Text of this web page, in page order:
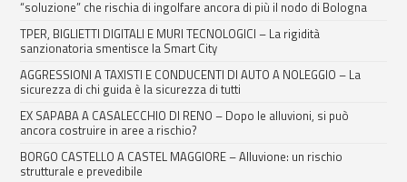
“soluzione” che rischia di ingolfare ancora di più il nodo di Bologna
TPER, BIGLIETTI DIGITALI E MURI TECNOLOGICI – La rigidità
sanzionatoria smentisce la Smart City
AGGRESSIONI A TAXISTI E CONDUCENTI DI AUTO A NOLEGGIO – La
sicurezza di chi guida è la sicurezza di tutti
EX SAPABA A CASALECCHIO DI RENO – Dopo le alluvioni, si può
ancora costruire in aree a rischio?
BORGO CASTELLO A CASTEL MAGGIORE – Alluvione: un rischio
strutturale e prevedibile